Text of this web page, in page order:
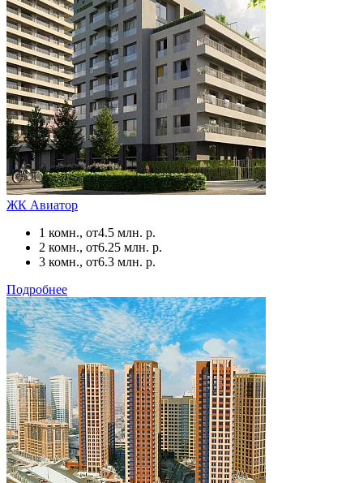
ЖК Авиатор
1 комн., от4.5 млн. р.
2 комн., от6.25 млн. р.
3 комн., от6.3 млн. р.
Подробнее